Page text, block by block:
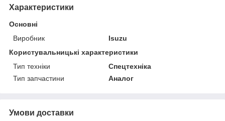
Характеристики
Основні
Виробник
Isuzu
Користувальницькі характеристики
Тип техніки
Спецтехніка
Тип запчастини
Аналог
Умови доставки